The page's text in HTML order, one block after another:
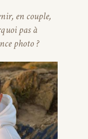
en couple,
pas à
photo ?